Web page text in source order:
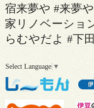
宿来夢や #来夢や
家リノベーショ
らむやだよ #下
Select Language ▼